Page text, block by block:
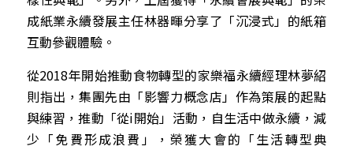
成紙業永續發展主任林器暉分享了「沉浸式」的紙箱
互動參觀體驗。
從2018年開始推動食物轉型的家樂福永續經理林夢紹
則指出，集團先由「影響力概念店」作為策展的起點
與練習，推動「從i開始」活動，自生活中做永續，減
少「免費形成浪費」，榮獲大會的「生活轉型典